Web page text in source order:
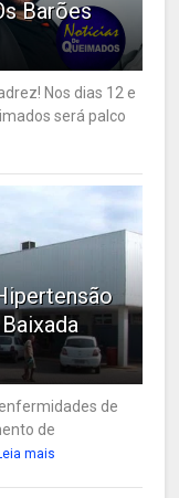
Barões
Nos dias 12 e
será palco
de
de
mais